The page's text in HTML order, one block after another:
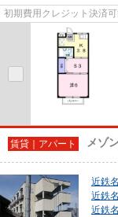
初期費用クレジット決済
賃貸｜アパート メゾ
近鉄
近鉄
近鉄